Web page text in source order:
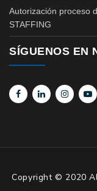
Autorización proceso
STAFFING
SÍGUENOS EN
Copyright © 2020